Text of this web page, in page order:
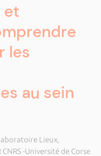
et
les
au sein
Lieux,
-Université de Corse